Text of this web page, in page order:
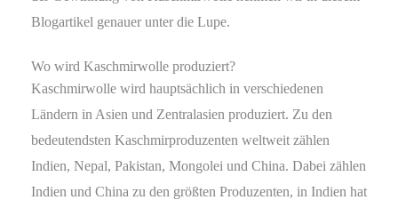
Blogartikel genauer unter die Lupe.
Wo wird Kaschmirwolle produziert?
Kaschmirwolle wird hauptsächlich in verschiedenen
Ländern in Asien und Zentralasien produziert. Zu den
bedeutendsten Kaschmirproduzenten weltweit zählen
Indien, Nepal, Pakistan, Mongolei und China. Dabei zählen
Indien und China zu den größten Produzenten, in Indien hat